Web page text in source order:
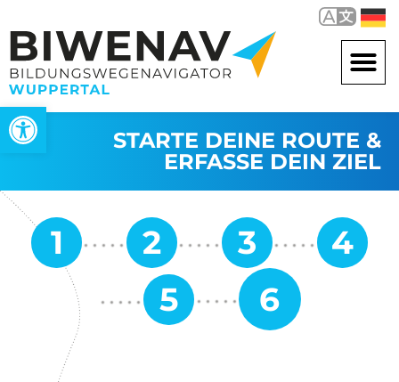
Werkzeugleiste öffnen
STARTE DEINE ROUTE &
ERFASSE DEIN ZIEL